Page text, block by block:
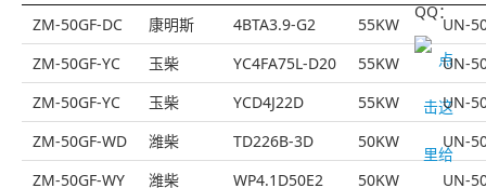
QQ：
ZM-50GF-DC
康明斯 4BTA3.9-G2 55KW
UN-
ZM-50GF-YC
玉柴 YC4FA75L-D20 55KW
UN-
ZM-50GF-YC
玉柴 YCD4J22D 55KW
UN-
ZM-50GF-WD
潍柴 TD226B-3D 50KW
UN-
ZM-50GF-WY
潍柴 WP4.1D50E2 50KW UN-